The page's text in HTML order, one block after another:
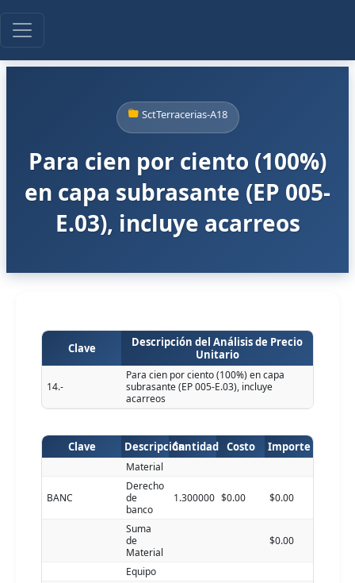
SctTerracerias-A18
Para cien por ciento (100%)
en capa subrasante (EP 005-
E.03), incluye acarreos
Clave
Descripción del Análisis de Precio
Unitario
14.-
Para cien por ciento (100%) en capa
subrasante (EP 005-E.03), incluye
acarreos
Clave DescripciónCantidad Costo Importe
Material
BANC
Derecho
de
banco
1.300000 $0.00 $0.00
Suma
de
Material
$0.00
Equipo